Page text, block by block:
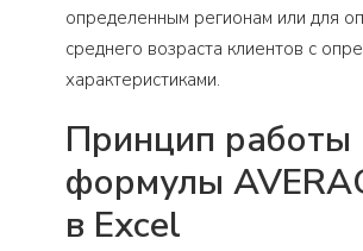
определенным регионам или для
среднего возраста клиентов с
характеристиками.
Принцип работы
формулы
в Excel